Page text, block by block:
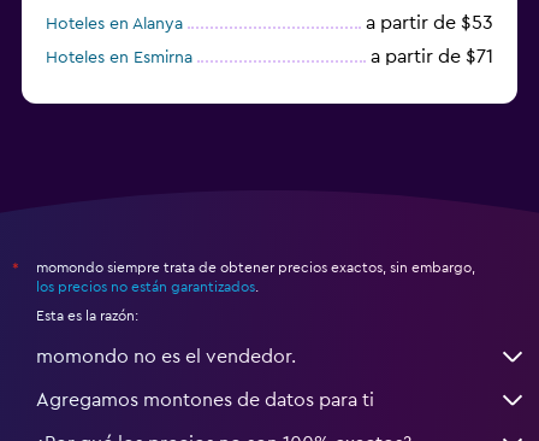
Hoteles en Alanya
a partir de $53
Hoteles en Esmirna a partir de $71
*
momondo siempre trata de obtener precios exactos, sin embargo,
los precios no están garantizados
Esta es la razón:
momondo no es el vendedor.
Agregamos montones de datos para ti